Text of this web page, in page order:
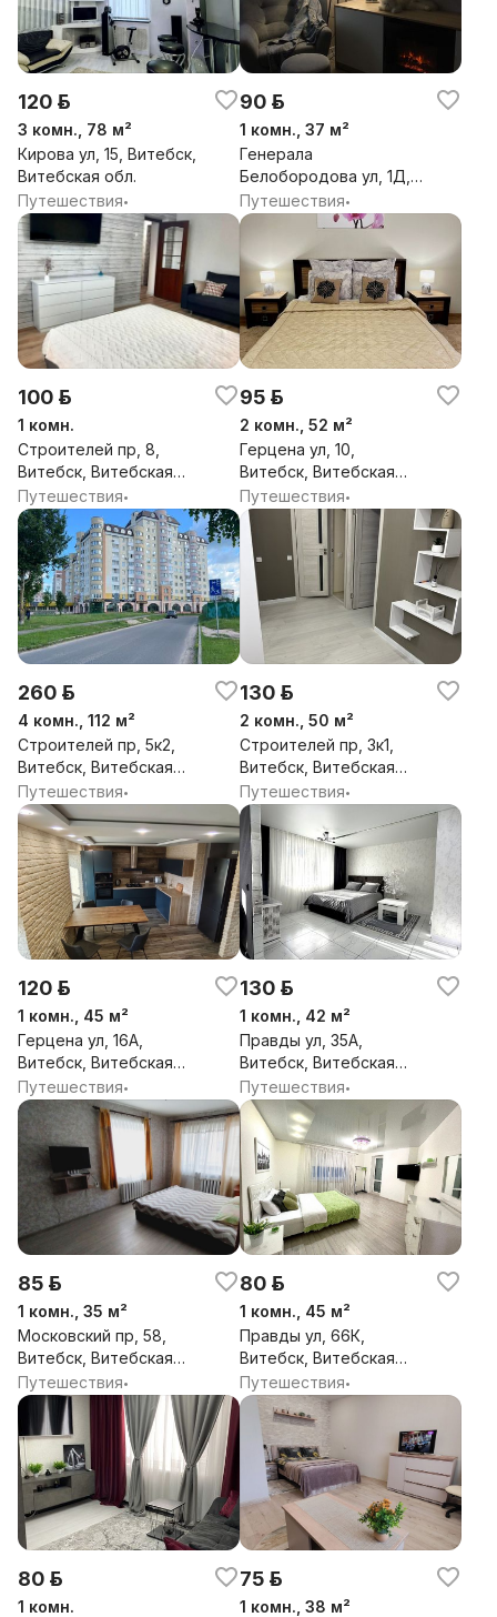
120 р.
3 комн., 78 м²
Кирова ул, 15, Витебск,
Витебская обл.
Путешествия•
90 р.
1 комн., 37 м²
Генерала
Белобородова ул, 1Д,
Витебск, Витебская
обл.
Путешествия•
100 р.
1 комн.
Строителей пр, 8,
Витебск, Витебская
обл.
Путешествия•
95 р.
2 комн., 52 м²
Герцена ул, 10,
Витебск, Витебская
обл.
Путешествия•
260 р.
4 комн., 112 м²
Строителей пр, 5к2,
Витебск, Витебская
обл.
Путешествия•
130 р.
2 комн., 50 м²
Строителей пр, 3к1,
Витебск, Витебская
обл.
Путешествия•
120 р.
1 комн., 45 м²
Герцена ул, 16А,
Витебск, Витебская
обл.
Путешествия•
130 р.
1 комн., 42 м²
Правды ул, 35А,
Витебск, Витебская
обл.
Путешествия•
85 р.
1 комн., 35 м²
Московский пр, 58,
Витебск, Витебская
обл.
Путешествия•
80 р.
1 комн., 45 м²
Правды ул, 66К,
Витебск, Витебская
обл.
Путешествия•
80 р.
1 комн.
75 р.
1 комн., 38 м²